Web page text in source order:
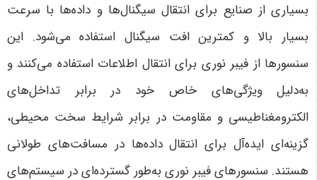
بسیاری از صنایع برای انتقال سیگنال‌ها و داده‌ها با سرعت
بسیار بالا و کمترین افت سیگنال استفاده می‌شود. این
سنسورها از فیبر نوری برای انتقال اطلاعات استفاده می‌کنند و
به‌دلیل ویژگی‌های خاص خود در برابر تداخل‌های
الکترومغناطیسی و مقاومت در برابر شرایط سخت محیطی،
گزینه‌ای ایده‌آل برای انتقال داده‌ها در مسافت‌های طولانی
هستند. سنسورهای فیبر نوری به‌طور گسترده‌ای در سیستم‌های